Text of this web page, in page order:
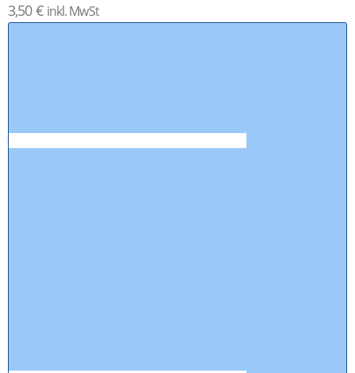
3,50€ inkl. MwSt